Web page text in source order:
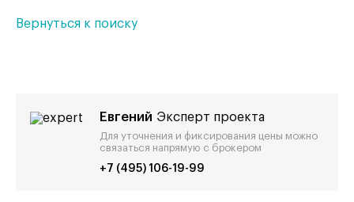
Вернуться к поиску
Евгений Эксперт проекта
Для уточнения и фиксирования цены можно
связаться напрямую с брокером
+7 (495) 106-19-99